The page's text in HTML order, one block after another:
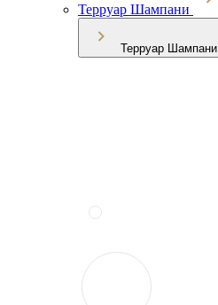
Терруар Шампани
Терруар Шампани